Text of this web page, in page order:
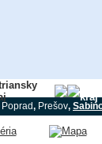
kraj
Poprad, Prešov,